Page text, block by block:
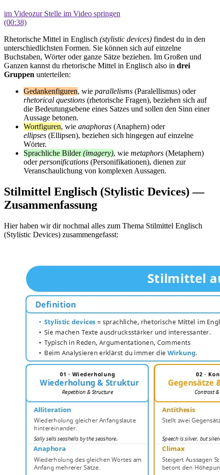
im Videozur Stelle im Video springen
(00:38)
Rhetorische Mittel in Englisch (stylistic devices) findest du in den
unterschiedlichsten Formen. Sie können sich auf einzelne
Buchstaben, Wörter oder ganze Sätze beziehen. Im Großen und
Ganzen kannst du rhetorische Mittel in Englisch also in drei
Gruppen unterteilen:
Gedankenfiguren, wie parallelisms (Paralellismus) oder
rhetorical questions (rhetorische Fragen), beziehen sich auf
die Bedeutungsebene eines Satzes und sollen den Sinn einer
Aussage betonen.
Wortfiguren, wie anaphoras (Anaphern) oder
ellipses (Ellipsen), beziehen sich hingegen auf einzelne
Wörter.
Sprachliche Bilder(imagery), wie metaphors (Metaphern)
oderpersonifications (Personifikationen), dienen zur
Veranschaulichung von komplexen Aussagen.
Stilmittel Englisch (Stylistic Devices) —
Zusammenfassung
Hier haben wir dir nochmal alles zum Thema Stilmittel Englisch
(Stylistic Devices) zusammengefasst: